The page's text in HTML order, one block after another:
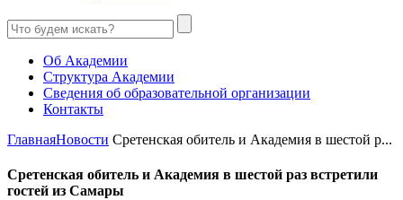
Об Академии
Структура Академии
Сведения об образовательной организации
Контакты
ГлавнаяНовости Сретенская обитель и Академия в шестой р...
Сретенская обитель и Академия в шестой раз встретили
гостей из Самары